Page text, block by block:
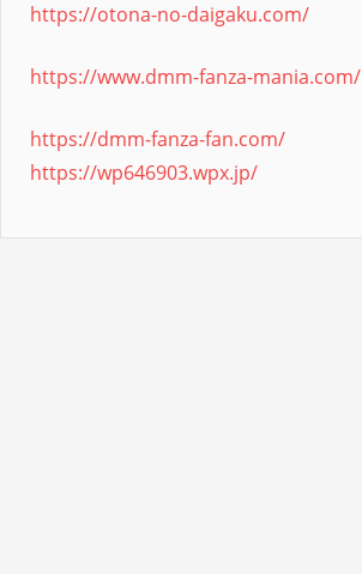
https://otona-no-daigaku.com/
https://www.dmm-fanza-mania.com/
https://dmm-fanza-fan.com/
https://wp646903.wpx.jp/